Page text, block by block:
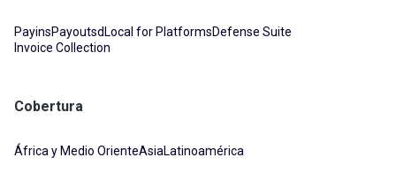
PayinsPayoutsdLocal for PlatformsDefense Suite
Invoice Collection
Cobertura
África y Medio OrienteAsiaLatinoamérica